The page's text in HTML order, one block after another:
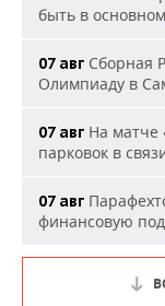
быть в
07 авг Сборная
Олимпиаду в
07 авг На матче
парковок в
07 авг
финансовую